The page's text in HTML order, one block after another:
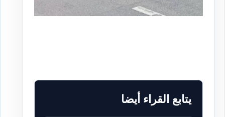
يتابع القراء أيضا